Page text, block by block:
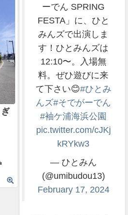
ーでん SPRING
FESTA」に、ひと
みんズで出演しま
す！ひとみんズは
12:10〜。入場無
料。ぜひ遊びに来
て下さい😊#ひとみ
んズ#そでがーでん
#袖ケ浦海浜公園
pic.twitter.com/cJKj
kRYkw3
— ひとみん
(@umibudou13)
February 17, 2024